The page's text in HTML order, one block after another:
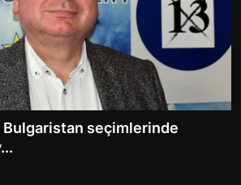
Bulgaristan seçimlerinde